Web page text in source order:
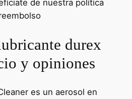
de nuestra política
durex
y opiniones
es un aerosol en